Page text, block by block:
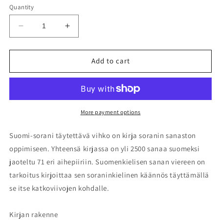
Quantity
Decrease
quantity
for
sorani
Increase
quantity
for
Suomi-
sorani
vihko
Add to cart
More payment options
Suomi-sorani täytettävä vihko on kirja soranin sanaston
oppimiseen. Yhteensä kirjassa on yli 2500 sanaa suomeksi
jaoteltu 71 eri aihepiiriin. Suomenkielisen sanan viereen on
tarkoitus kirjoittaa sen soraninkielinen käännös täyttämällä
se itse katkoviivojen kohdalle.
Kirjan rakenne